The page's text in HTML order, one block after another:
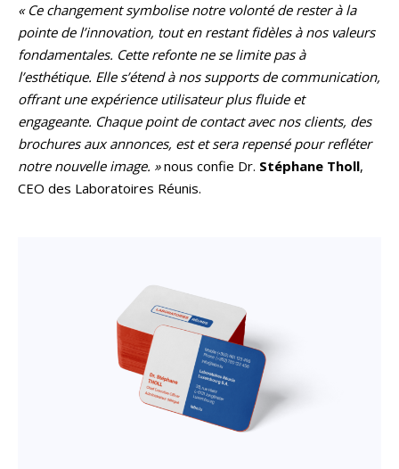
« Ce changement symbolise notre volonté de rester à la
pointe de l’innovation, tout en restant fidèles à nos valeurs
fondamentales. Cette refonte ne se limite pas à
l’esthétique. Elle s’étend à nos supports de communication,
offrant une expérience utilisateur plus fluide et
engageante. Chaque point de contact avec nos clients, des
brochures aux annonces, est et sera repensé pour refléter
notre nouvelle image. »nous confie Dr. Stéphane Tholl,
CEO des Laboratoires Réunis.